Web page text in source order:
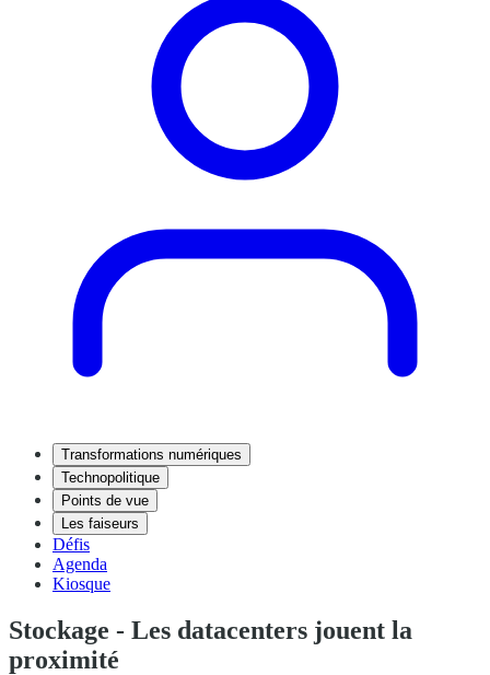
Transformations numériques
Technopolitique
Points de vue
Les faiseurs
Défis
Agenda
Kiosque
Stockage - Les datacenters jouent la
proximité